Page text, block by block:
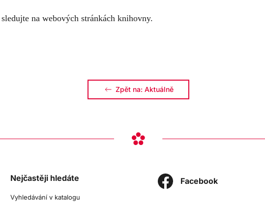
na webových stránkách knihovny.
Zpět na: Aktuálně
Nejčastěji hledáte
Vyhledávání v katalogu
Facebook